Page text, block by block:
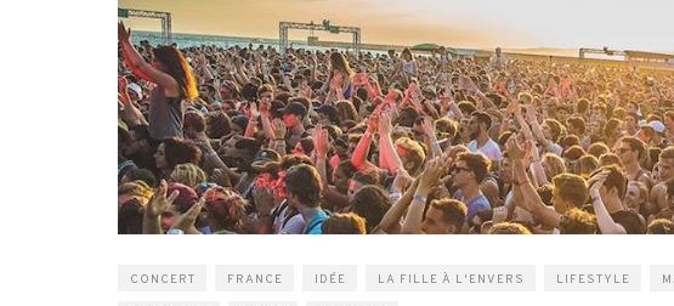
CONCERT FRANCE IDÉE LA FILLE À L'ENVERS LIFESTYLE